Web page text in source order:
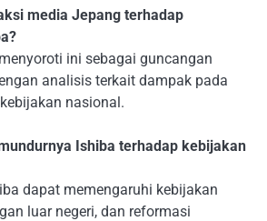
media Jepang terhadap
ini sebagai guncangan
analisis terkait dampak pada
nasional.
Ishiba terhadap kebijakan
dapat memengaruhi kebijakan
luar negeri, dan reformasi